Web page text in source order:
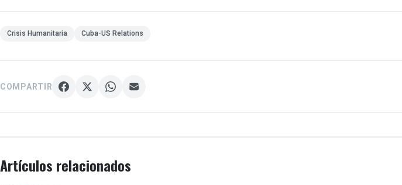
Crisis Humanitaria Cuba-US Relations
COMPARTIR
Artículos relacionados